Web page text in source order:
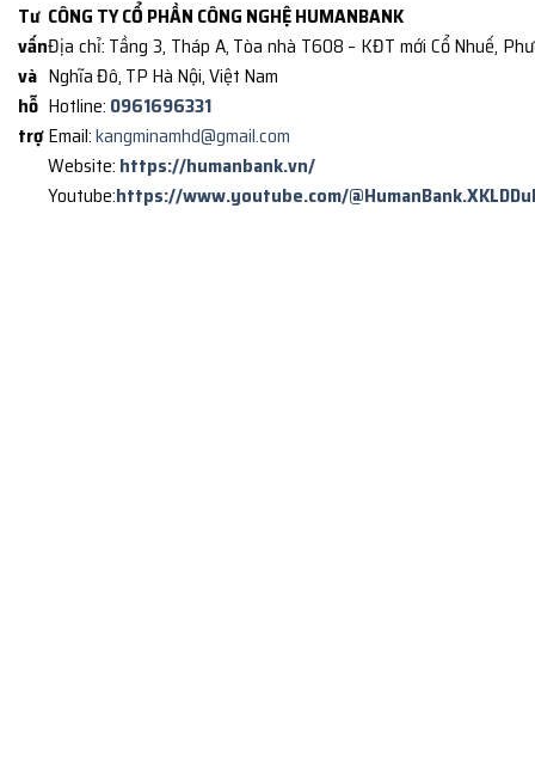
Tư
vấn
và
hỗ
trợ
CÔNG TY CỔ PHẦN CÔNG NGHỆ HUMANBANK
Địa chỉ: Tầng 3, Tháp A, Tòa nhà T608 – KĐT mới Cổ Nhuế,
Nghĩa Đô, TP Hà Nội, Việt Nam
Hotline: 0961696331
Email:kangminamhd@gmail.com
Website: https://humanbank.vn/
Youtube:https://www.youtube.com/